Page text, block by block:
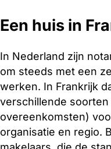
Een huis in
In Nederland zijn
om steeds met een
werken. In Frankrijk
verschillende
overeenkomsten)
or­ganisatie en regio.